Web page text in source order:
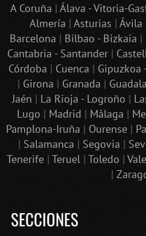
A Coruña | Álava - Vitoria-
Almería | Asturias | Ávila
Barcelona | Bilbao - Bizkaia |
Cantabria - Santander|
Córdoba | Cuenca | Gipuzkoa
| Girona | Granada |
Jaén | La Rioja - Logroño |
Lugo | Madrid | Málaga |
Pamplona-Iruña | Ourense |
| Salamanca | Segovia |
Tenerife| Teruel | Toledo |
|
SECCIONES